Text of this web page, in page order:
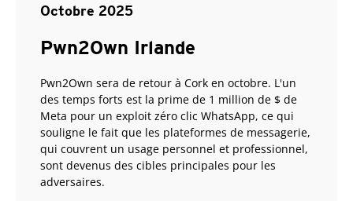
Octobre 2025
Pwn2Own Irlande
Pwn2Own sera de retour à Cork en octobre. L'un
des temps forts est la prime de 1 million de $ de
Meta pour un exploit zéro clic WhatsApp, ce qui
souligne le fait que les plateformes de messagerie,
qui couvrent un usage personnel et professionnel,
sont devenus des cibles principales pour les
adversaires.